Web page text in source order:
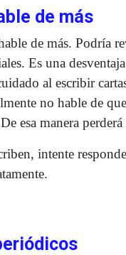
de más
de más. Podría
Es una
al escribir
no hable de
esa manera
intente